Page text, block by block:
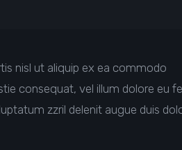
nisl ut aliquip ex ea commodo
consequat, vel illum dolore eu
zzril delenit augue duis